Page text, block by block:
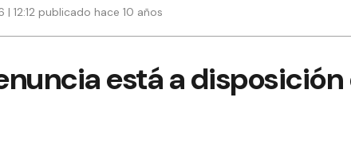
| 12:12 publicado hace 10 años
está a disposición